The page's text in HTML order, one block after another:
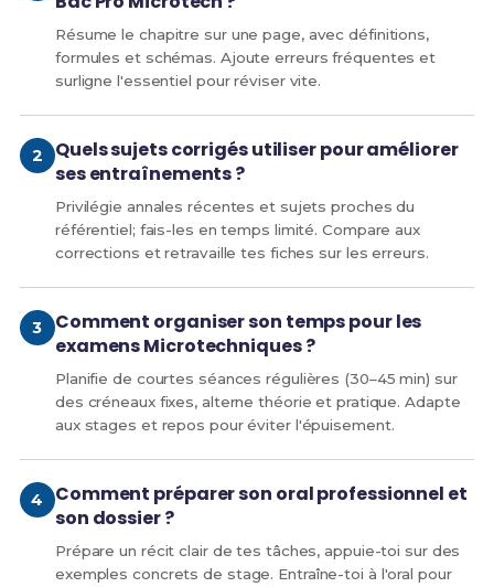
Résume le chapitre sur une page, avec définitions,
formules et schémas. Ajoute erreurs fréquentes et
surligne l'essentiel pour réviser vite.
Quels sujets corrigés utiliser pour améliorer
ses entraînements ?
Privilégie annales récentes et sujets proches du
référentiel; fais-les en temps limité. Compare aux
corrections et retravaille tes fiches sur les erreurs.
Comment organiser son temps pour les
examens Microtechniques ?
Planifie de courtes séances régulières (30–45 min) sur
des créneaux fixes, alterne théorie et pratique. Adapte
aux stages et repos pour éviter l'épuisement.
Comment préparer son oral professionnel et
son dossier ?
Prépare un récit clair de tes tâches, appuie-toi sur des
exemples concrets de stage. Entraîne-toi à l'oral pour